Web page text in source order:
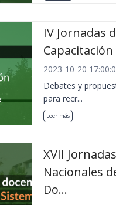
IV Jornadas
Capacitación
2023-10-20
Debates y
para recr...
Leer más
XVII Jornadas
Nacionales
Do...